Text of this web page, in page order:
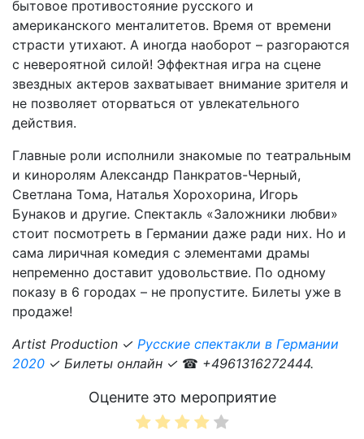
бытовое противостояние русского и
американского менталитетов. Время от времени
страсти утихают. А иногда наоборот – разгораются
с невероятной силой! Эффектная игра на сцене
звездных актеров захватывает внимание зрителя и
не позволяет оторваться от увлекательного
действия.
Главные роли исполнили знакомые по театральным
и киноролям Александр Панкратов-Черный,
Светлана Тома, Наталья Хорохорина, Игорь
Бунаков и другие. Спектакль «Заложники любви»
стоит посмотреть в Германии даже ради них. Но и
сама лиричная комедия с элементами драмы
непременно доставит удовольствие. По одному
показу в 6 городах – не пропустите. Билеты уже в
продаже!
Artist Production ✓ Русские спектакли в Германии
2020 ✓ Билеты онлайн ✓ ☎ +4961316272444.
Оцените это мероприятие